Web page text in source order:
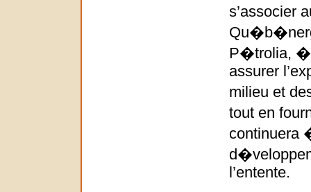
s’associer
P�trolia, �
assurer
milieu et
tout en
continuera
l’entente.